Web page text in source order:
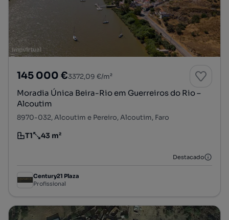
145 000 €3372,09 €/m²
Moradia Única Beira-Rio em Guerreiros do Rio –
Alcoutim
8970-032, Alcoutim e Pereiro, Alcoutim, Faro
Tipologia
T1
Preço por metro quadrado
43 m²
Destacado
Century21 Plaza
Profissional